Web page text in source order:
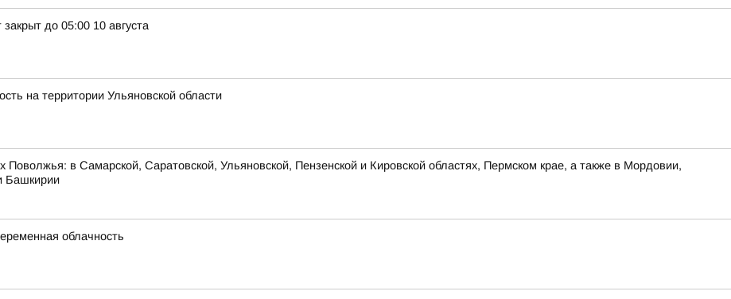
до 05:00 10 августа
на территории Ульяновской области
Поволжья: в Самарской, Саратовской, Ульяновской, Пензенской и Кировской областях, Пермском крае, а также в Мордовии,
Башкирии
облачность